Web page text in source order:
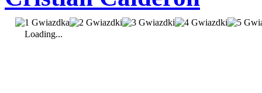
Loading...